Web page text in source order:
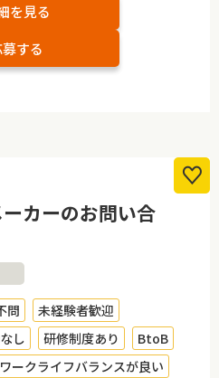
を見る
する
カーのお問い合
問
未経験者歓迎
し 研修制度あり
BtoB
ワークライフバランスが良い